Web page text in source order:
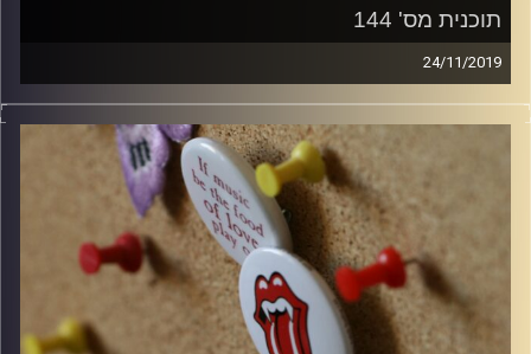
תוכנית מס' 144
24/11/2019
קלאסיקות רוק עם אורן הוף.
włodi